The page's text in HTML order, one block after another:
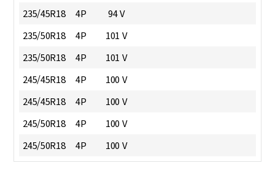
235/45R18
4P
94 V
235/50R18
4P
101 V
235/50R18
4P
101 V
245/45R18
4P
100 V
245/45R18
4P
100 V
245/50R18
4P
100 V
245/50R18
4P 100 V